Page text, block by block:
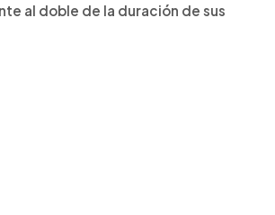
al doble de la duración de sus